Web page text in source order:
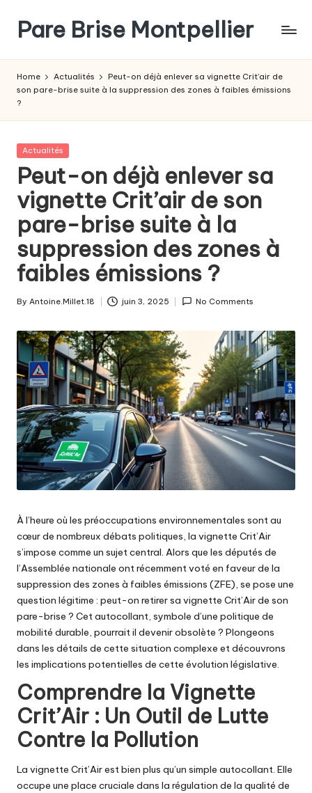
content
Pare Brise Montpellier
Home Actualités
Peut-on déjà enlever sa vignette Crit’air de
son pare-brise suite à la suppression des zones à faibles émissions
?
Posted
Actualités
Peut-on déjà enlever sa
vignette Crit’air de son
pare-brise suite à la
suppression des zones à
faibles émissions ?
Posted
By Antoine.Millet.18 juin 3, 2025 No Comments
À l’heure où les préoccupations environnementales sont au
cœur de nombreux débats politiques, la vignette Crit’Air
s’impose comme un sujet central. Alors que les députés de
l’Assemblée nationale ont récemment voté en faveur de la
suppression des zones à faibles émissions (ZFE), se pose une
question légitime : peut-on retirer sa vignette Crit’Air de son
pare-brise ? Cet autocollant, symbole d’une politique de
mobilité durable, pourrait il devenir obsolète ? Plongeons
dans les détails de cette situation complexe et découvrons
les implications potentielles de cette évolution législative.
Comprendre la Vignette
Crit’Air : Un Outil de Lutte
Contre la Pollution
La vignette Crit’Air est bien plus qu’un simple autocollant. Elle
occupe une place cruciale dans la régulation de la qualité de